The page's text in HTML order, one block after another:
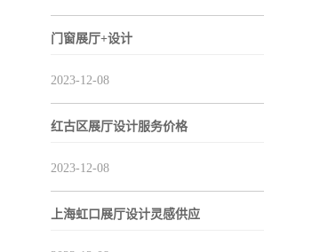
门窗展厅+设计
2023-12-08
红古区展厅设计服务价格
2023-12-08
上海虹口展厅设计灵感供应